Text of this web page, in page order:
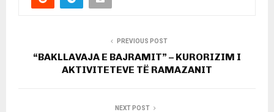
PREVIOUS POST
“BAKLLAVAJA E BAJRAMIT” – KURORIZIM I
AKTIVITETEVE TË RAMAZANIT
NEXT POST